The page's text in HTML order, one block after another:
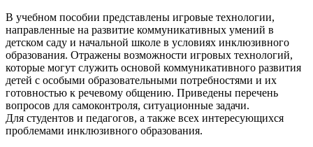
В учебном пособии представлены игровые технологии,
направленные на развитие коммуникативных умений в
детском саду и начальной школе в условиях инклюзивного
образования. Отражены возможности игровых технологий,
которые могут служить основой коммуникативного развития
детей с особыми образовательными потребностями и их
готовностью к речевому общению. Приведены перечень
вопросов для самоконтроля, ситуационные задачи.
Для студентов и педагогов, а также всех интересующихся
проблемами инклюзивного образования.